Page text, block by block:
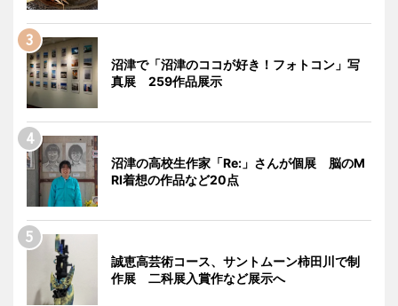
沼津で「沼津のココが好き！フォトコン」写
真展 259作品展示
沼津の高校生作家「Re:」さんが個展 脳のM
RI着想の作品など20点
誠恵高芸術コース、サントムーン柿田川で制
作展 二科展入賞作など展示へ